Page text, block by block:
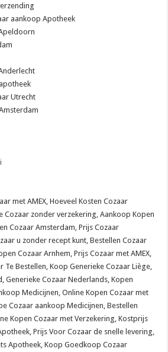
aankoop Apotheek
Utrecht
met AMEX, Hoeveel Kosten Cozaar
Cozaar zonder verzekering, Aankoop Kopen
Cozaar Amsterdam, Prijs Cozaar
u zonder recept kunt, Bestellen Cozaar
Cozaar Arnhem, Prijs Cozaar met AMEX,
Te Bestellen, Koop Generieke Cozaar Liège,
Generieke Cozaar Nederlands, Kopen
Medicijnen, Online Kopen Cozaar met
Cozaar aankoop Medicijnen, Bestellen
Kopen Cozaar met Verzekering, Kostprijs
Prijs Voor Cozaar de snelle levering,
Apotheek, Koop Goedkoop Cozaar